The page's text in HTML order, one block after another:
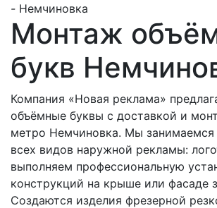
- Немчиновка
Монтаж
букв
Компания «Новая реклама»
объёмные буквы с доставкой и
метро Немчиновка. Мы занимаемся
всех видов наружной рекламы:
выполняем профессиональную
конструкций на крыше или фасаде
Создаются изделия фрезерной